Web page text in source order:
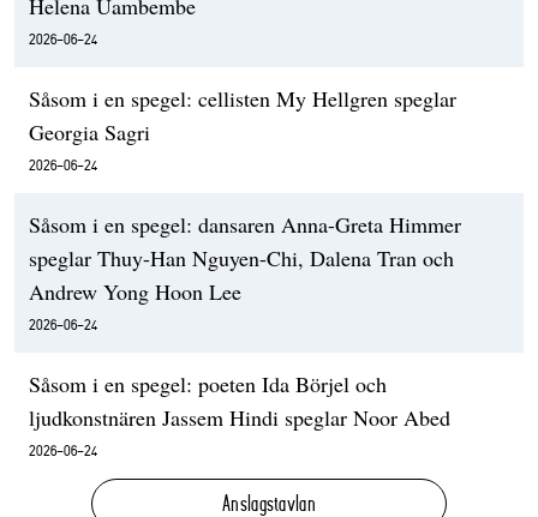
2026-06-24
Såsom i en spegel: cellisten My Hellgren speglar
Georgia Sagri
2026-06-24
Såsom i en spegel: dansaren Anna-Greta Himmer
speglar Thuy-Han Nguyen-Chi, Dalena Tran och
Andrew Yong Hoon Lee
2026-06-24
Såsom i en spegel: poeten Ida Börjel och
ljudkonstnären Jassem Hindi speglar Noor Abed
2026-06-24
Anslagstavlan